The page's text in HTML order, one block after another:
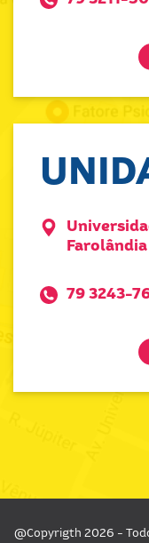
79 3243-
@Copyrigth 2026 -